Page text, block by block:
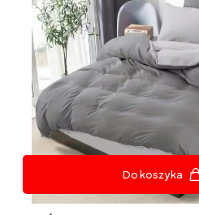
Do koszyka